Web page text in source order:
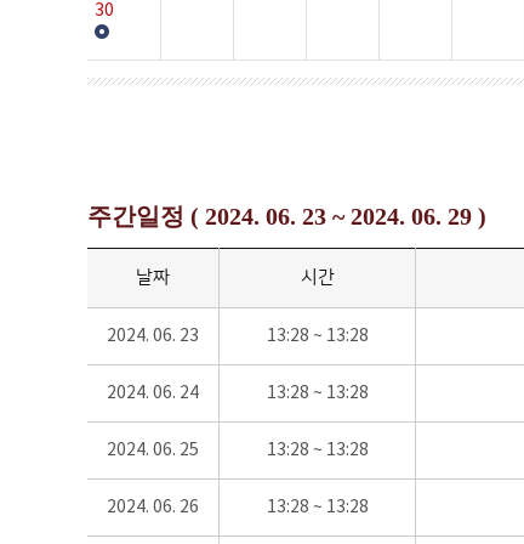
30
주간일정 ( 2024. 06. 23 ~ 2024. 06. 29 )
날짜 시간
2024. 06. 23 13:28 ~ 13:28
2024. 06. 24 13:28 ~ 13:28
2024. 06. 25 13:28 ~ 13:28
2024. 06. 26 13:28 ~ 13:28